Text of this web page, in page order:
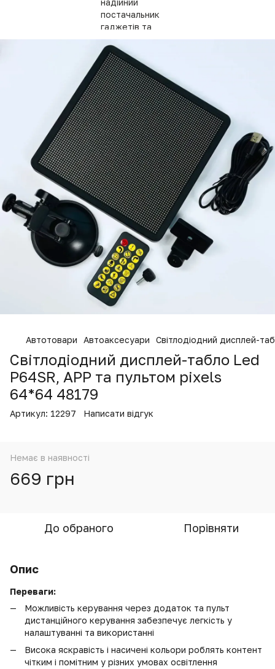
Автотовари Автоаксесуари Світлодіодний дисплей-
Світлодіодний дисплей-табло Led
P64SR, APP та пультом pixels
64*64 48179
Артикул: 12297 Написати відгук
Немає в наявності
669 грн
До обраного Порівняти
Опис
Переваги:
Можливість керування через додаток та пульт
дистанційного керування забезпечує легкість у
налаштуванні та використанні
Висока яскравість і насичені кольори роблять контент
чітким і помітним у різних умовах освітлення